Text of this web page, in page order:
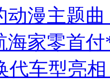
动漫主题
海家零首
代车型亮